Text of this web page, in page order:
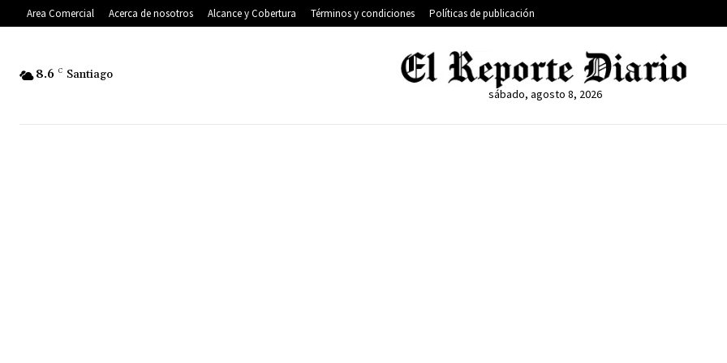
Area Comercial Acerca de nosotros Alcance y Cobertura Términos y condiciones Políticas de publicación
8.6 C Santiago
sábado, agosto 8, 2026